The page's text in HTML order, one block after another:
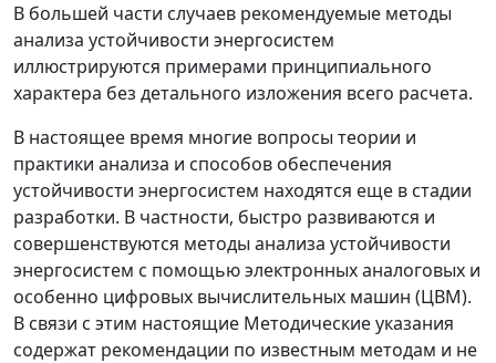
В большей части случаев рекомендуемые методы
анализа устойчивости энергосистем
иллюстрируются примерами принципиального
характера без детального изложения всего расчета.
В настоящее время многие вопросы теории и
практики анализа и способов обеспечения
устойчивости энергосистем находятся еще в стадии
разработки. В частности, быстро развиваются и
совершенствуются методы анализа устойчивости
энергосистем с помощью электронных аналоговых и
особенно цифровых вычислительных машин (ЦВМ).
В связи с этим настоящие Методические указания
содержат рекомендации по известным методам и не